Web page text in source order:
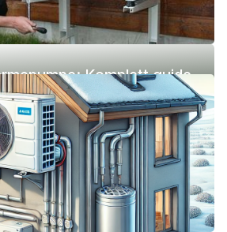
Komplett guide
ulemper)